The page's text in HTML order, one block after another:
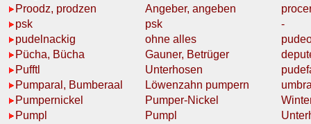
Proodz, prodzen
Angeber, angeben
psk
psk
-
pudelnackig
ohne alles
Pücha, Bücha
Gauner, Betrüger
Pufftl
Unterhosen
Pumparal, Bumberaal
Löwenzahn pumpern
Pumpernickel
Pumper-Nickel
Pumpl
Pumpl